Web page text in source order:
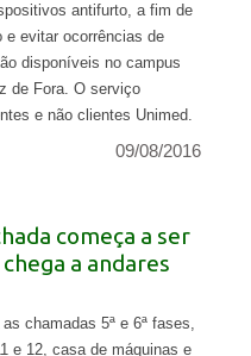
antifurto, a fim de
e evitar ocorrências de
disponíveis no campus
de Fora. O serviço
e não clientes Unimed.
09/08/2016
começa a ser
a andares
chamadas 5ª e 6ª fases,
e 12, casa de máquinas e